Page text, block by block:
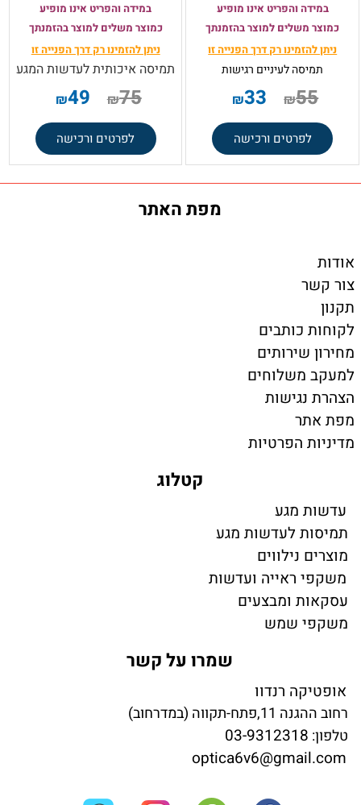
במידה והפריט אינו מופיע
כמוצר משלים למוצר בהזמנתך
ניתן להזמינו רק דרך הפנייה זו
תמיסהלעיניים רגישות
₪55
₪33
לפרטים ורכישה
במידה והפריט אינו מופיע
כמוצר משלים למוצר בהזמנתך
ניתן להזמינו רק דרך הפנייה זו
תמיסה איכותית לעדשות המגע
₪75
₪49
לפרטים ורכישה
מפת האתר
אודות
צור קשר
תקנון
לקוחות כותבים
מחירון שירותים
למעקב משלוחים
הצהרת נגישות
מפת אתר
מדיניות הפרטיות
קטלוג
עדשות מגע
תמיסות לעדשות מגע
מוצרים נילווים
משקפי ראייה ועדשות
עסקאות ומבצעים
משקפי שמש
שמרו על קשר
אופטיקה רנדוו
רחוב ההגנה 11,פתח-תקווה (במדרחוב)
טלפון: 03-9312318